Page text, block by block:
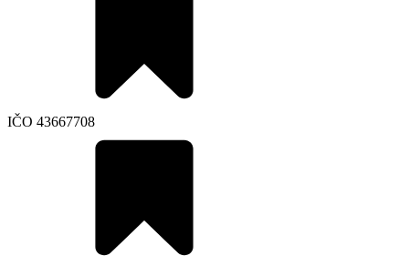
IČO 43667708